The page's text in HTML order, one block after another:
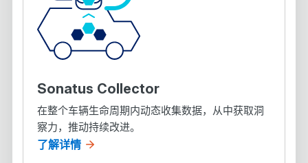
Sonatus Collector
在整个车辆生命周期内动态收集数据，从中获取洞
察力，推动持续改进。
了解详情